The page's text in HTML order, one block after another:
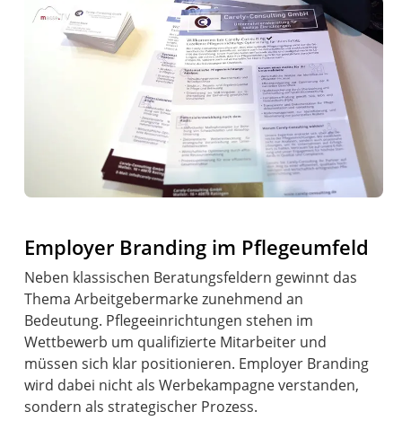
Employer Branding im Pflegeumfeld
Neben klassischen Beratungsfeldern gewinnt das
Thema Arbeitgebermarke zunehmend an
Bedeutung. Pflegeeinrichtungen stehen im
Wettbewerb um qualifizierte Mitarbeiter und
müssen sich klar positionieren. Employer Branding
wird dabei nicht als Werbekampagne verstanden,
sondern als strategischer Prozess.